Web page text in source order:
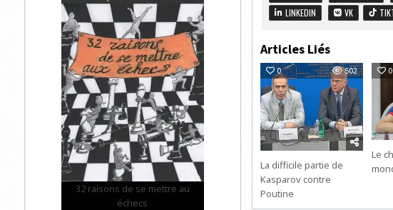
LINKEDIN
VK
Articles Liés
0 502
La difficile partie de
Kasparov contre
Poutine
0
Le
32 raisons de se mettre au
échecs